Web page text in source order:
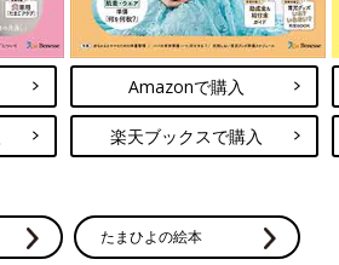
Amazonで購入
楽天ブックスで購入
たまひよの絵本